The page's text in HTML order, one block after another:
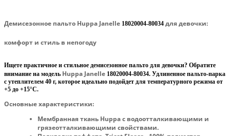
Демисезонное пальто Huppa Janelle 18020004-80034 для девочки:
комфорт и стиль в непогоду
Ищете практичное и стильное демисезонное пальто для девочки? Обратите
внимание на модель Huppa Janelle 18020004-80034. Удлиненное пальто-парка
с утеплителем 40 г, которое идеально подойдет для температурного режима от
+5 до +15°C.
Основные характеристики:
Мембранная ткань Huppa с водоотталкивающими и
грязеотталкивающими свойствами.